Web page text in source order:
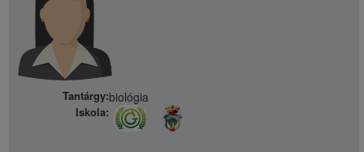
Tantárgy:biológia
Iskola: